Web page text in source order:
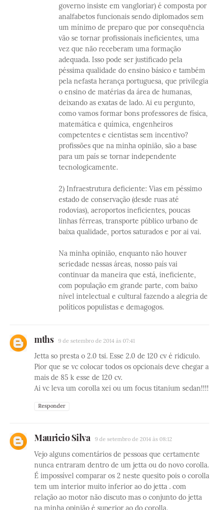
governo insiste em vangloriar) é composta por
analfabetos funcionais sendo diplomados sem
um mínimo de preparo que por consequência
vão se tornar profissionais ineficientes, uma
vez que não receberam uma formação
adequada. Isso pode ser justificado pela
péssima qualidade do ensino básico e também
pela nefasta herança portuguesa, que privilegia
o ensino de matérias da área de humanas,
deixando as exatas de lado. Ai eu pergunto,
como vamos formar bons professores de física,
matemática e química, engenheiros
competentes e cientistas sem incentivo?
profissões que na minha opinião, são a base
para um país se tornar independente
tecnologicamente.
2) Infraestrutura deficiente: Vias em péssimo
estado de conservação (desde ruas até
rodovias), aeroportos ineficientes, poucas
linhas férreas, transporte público urbano de
baixa qualidade, portos saturados e por ai vai.
Na minha opinião, enquanto não houver
seriedade nessas áreas, nosso país vai
continuar da maneira que está, ineficiente,
com população em grande parte, com baixo
nível intelectual e cultural fazendo a alegria de
políticos populistas e demagogos.
mths 9 de setembro de 2014 às 07:41
Jetta so presta o 2.0 tsi. Esse 2.0 de 120 cv é ridiculo.
Pior que se vc colocar todos os opcionais deve chegar a
mais de 85 k esse de 120 cv.
Ai vc leva um corolla xei ou um focus titanium sedan!!!!
Responder
Mauricio Silva 9 de setembro de 2014 às 08:12
Vejo alguns comentários de pessoas que certamente
nunca entraram dentro de um jetta ou do novo corolla.
É impossível comparar os 2 neste quesito pois o corolla
tem um interior muito inferior ao do jetta . com
relação ao motor não discuto mas o conjunto do jetta
na minha opinião é superior ao do corolla.